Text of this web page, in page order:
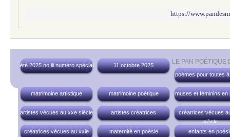
https://
LE PAN POÉTIQUE
été 2025 no iii numéro spécial
11 octobre 2025
poèmes pour toutes
matrimoine artistique matrimoine poétique muses et féminins en
artistes vécues au xxe siècle artistes créatrices
créatrices vécues
siècle
créatrices vécues au xxie
maternité en poésie enfants en